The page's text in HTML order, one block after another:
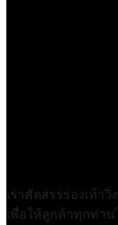
เราคัดสรรรองเท้า
เพื่อให้ลูกค้าทุกท่าน